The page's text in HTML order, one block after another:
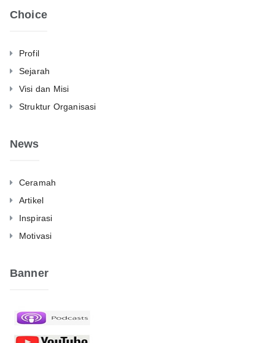
Choice
Profil
Sejarah
Visi dan Misi
Struktur Organisasi
News
Ceramah
Artikel
Inspirasi
Motivasi
Banner